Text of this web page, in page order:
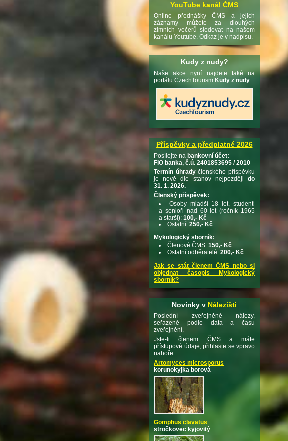
YouTube kanál ČMS
Online přednášky ČMS a jejich
záznamy můžete za dlouhých
zimních večerů sledovat na našem
kanálu Youtube. Odkaz je v nadpisu.
Kudy z nudy?
Naše akce nyní najdete také na
portálu CzechTourism Kudy z nudy
Příspěvky a předplatné 2026
Posílejte na bankovní účet:
FIO banka, č.ú. 2401853695 / 2010
Termín úhradyčlenského příspěvku
je nově dle stanov nejpozději do
31. 1. 2026.
Členský příspěvek:
Osoby mladší 18 let, studenti
a senioři nad 60 let (ročník 1965
a starší): 100,- Kč
Ostatní: 250,- Kč
Mykologický sborník:
Členové ČMS: 150,- Kč
Ostatní odběratelé: 200,- Kč
Jak se stát členem ČMS nebo si
objednat časopis Mykologický
sborník?
Novinky v Nálezišti
Poslední zveřejněné nálezy,
seřazené podle data a času
zveřejnění.
Jste-li členem ČMS a máte
přístupové údaje, přihlaste se vpravo
nahoře.
Artomyces microsporus
korunokyjka borová
Gomphus clavatus
stročkovec kyjovitý